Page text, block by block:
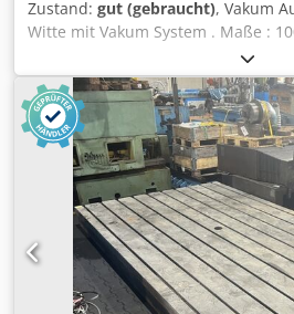
Zustand: gut (gebraucht), Vakum
Witte mit Vakum System . Maße :
mm Aufspannbereich : 750 mm
Uogerf